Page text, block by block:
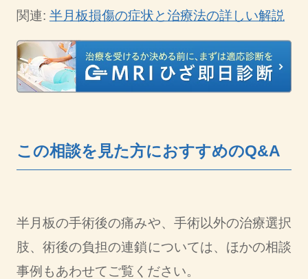
関連: 半月板損傷の症状と治療法の詳しい解説
この相談を見た方におすすめのQ&A
半月板の手術後の痛みや、手術以外の治療選択
肢、術後の負担の連鎖については、ほかの相談
事例もあわせてご覧ください。